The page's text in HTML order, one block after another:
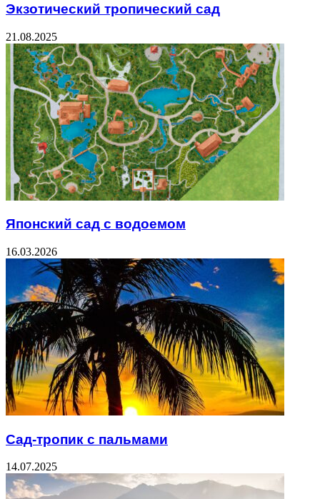
Экзотический тропический сад
21.08.2025
Японский сад с водоемом
16.03.2026
Сад-тропик с пальмами
14.07.2025